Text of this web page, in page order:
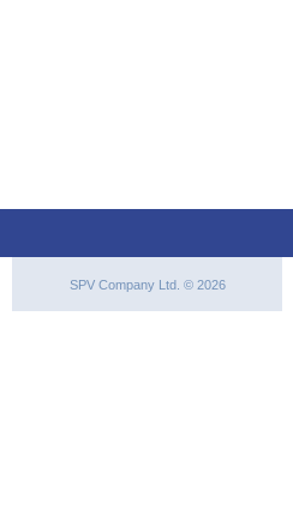
SPV Company Ltd. © 2026